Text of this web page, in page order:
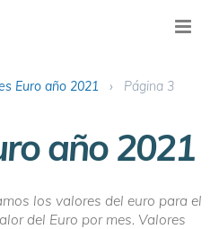
Euro año 2021› Página 3
año 2021
los valores del euro para el
del Euro por mes. Valores